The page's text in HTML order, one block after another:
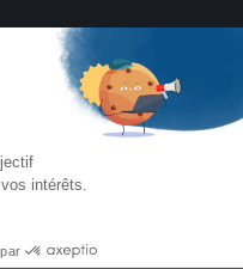
en ligne,